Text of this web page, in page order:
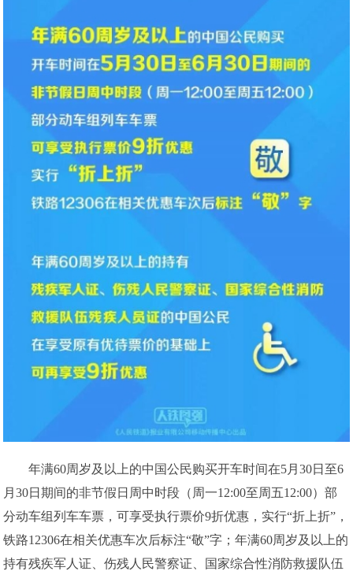
年满60周岁及以上的中国公民购买开车时间在5月30日至6
月30日期间的非节假日周中时段（周一12:00至周五12:00）部
分动车组列车车票，可享受执行票价9折优惠，实行“折上折”，
铁路12306在相关优惠车次后标注“敬”字；年满60周岁及以上的
持有残疾军人证、伤残人民警察证、国家综合性消防救援队伍